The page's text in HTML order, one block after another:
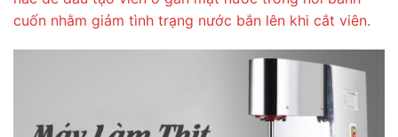
cuốn nhằm giảm tình trạng nước bắn lên khi cắt viên.